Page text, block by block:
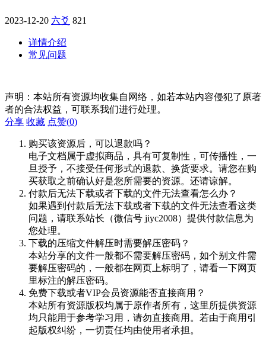
2023-12-20 六爻 821
详情介绍
常见问题
声明：本站所有资源均收集自网络，如若本站内容侵犯了原著
者的合法权益，可联系我们进行处理。
分享 收藏 点赞(0)
购买该资源后，可以退款吗？
电子文档属于虚拟商品，具有可复制性，可传播性，一
旦授予，不接受任何形式的退款、换货要求。请您在购
买获取之前确认好是您所需要的资源。还请谅解。
付款后无法下载或者下载的文件无法查看怎么办？
如果遇到付款后无法下载或者下载的文件无法查看这类
问题，请联系站长（微信号 jiyc2008）提供付款信息为
您处理。
下载的压缩文件解压时需要解压密码？
本站分享的文件一般都不需要解压密码，如个别文件需
要解压密码的，一般都在网页上标明了，请看一下网页
里标注的解压密码。
免费下载或者VIP会员资源能否直接商用？
本站所有资源版权均属于原作者所有，这里所提供资源
均只能用于参考学习用，请勿直接商用。若由于商用引
起版权纠纷，一切责任均由使用者承担。